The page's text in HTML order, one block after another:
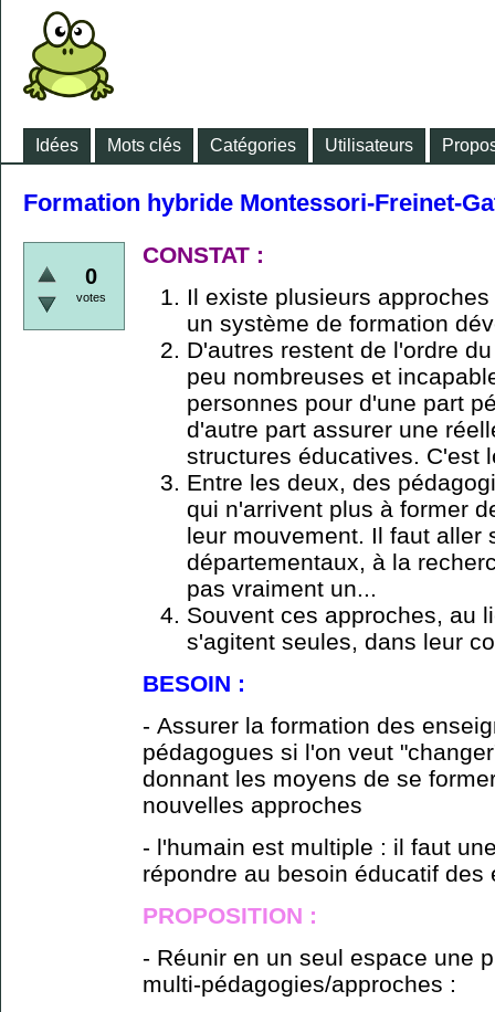
Idées Mots clés Catégories Utilisateurs
Formation hybride Montessori-Freinet-
0
votes
CONSTAT :
Il existe plusieurs
un système de formation
D'autres restent de l'ordre
peu nombreuses et
personnes pour d'une part
d'autre part assurer une
structures éducatives. C'est
Entre les deux, des
qui n'arrivent plus à former
leur mouvement. Il faut aller
départementaux, à la
pas vraiment un...
Souvent ces approches, au
s'agitent seules, dans leur
BESOIN :
- Assurer la formation des
pédagogues si l'on veut
donnant les moyens de se
nouvelles approches
- l'humain est multiple : il faut
répondre au besoin éducatif des
PROPOSITION :
- Réunir en un seul espace une
multi-pédagogies/approches :